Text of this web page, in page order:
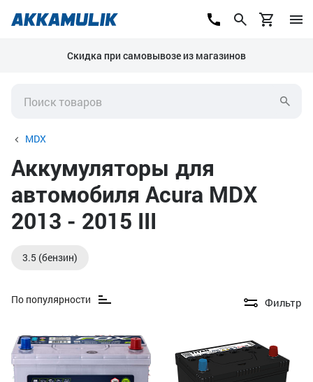
Скидка при самовывозе из магазинов
MDX
Аккумуляторы для
автомобиля Acura MDX
2013 - 2015 III
3.5 (бензин)
По популярности Фильтр